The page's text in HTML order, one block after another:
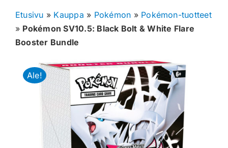
Pokémon
Tarvikkeet
Blind Boksit
Greidatut kortit
Etusivu » Kauppa » Pokémon » Pokémon-tuotteet
» Pokémon SV10.5: Black Bolt & White Flare
Booster Bundle
Ale!